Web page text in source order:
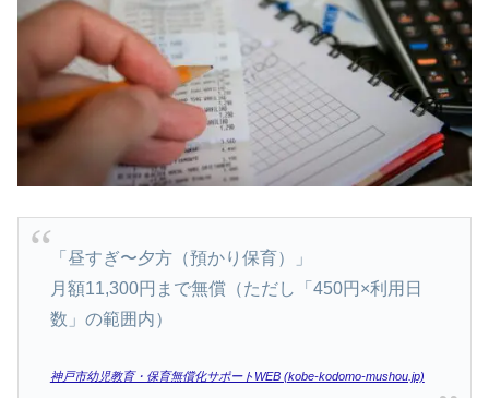
「昼すぎ〜夕方（預かり保育）」
月額11,300円まで無償（ただし「450円×利用日
数」の範囲内）
神戸市幼児教育・保育無償化サポートWEB (kobe-kodomo-mushou.jp)